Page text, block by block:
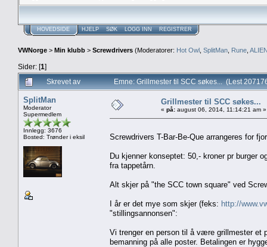
HOVEDSIDE HJELP SØK LOGG INN REGISTRER
VWNorge > Min klubb > Screwdrivers (Moderatorer: Hot Owl SplitMan Rune
Sider: [1]
Skrevet av
Emne: Grillmester til SCC søkes... (Lest
SplitMan
Moderator
Supermedlem
Innlegg: 3676
Bosted: Trønder i eksil
Grillmester til SCC søkes...
« på: august 06, 2014, 11:14:21 am »
Screwdrivers T-Bar-Be-Que arrangeres for
Du kjenner konseptet: 50,- kroner pr burger
fra tappetårn.
Alt skjer på "the SCC town square" ved
I år er det mye som skjer (feks: http://
"stillingsannonsen":
Vi trenger en person til å være grillmester et
bemanning på alle poster. Betalingen er